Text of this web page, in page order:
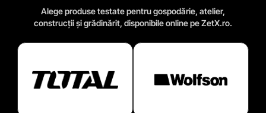
Alege produse testate pentru gospodărie, atelier,
construcții și grădinărit, disponibile online pe ZetX.ro.